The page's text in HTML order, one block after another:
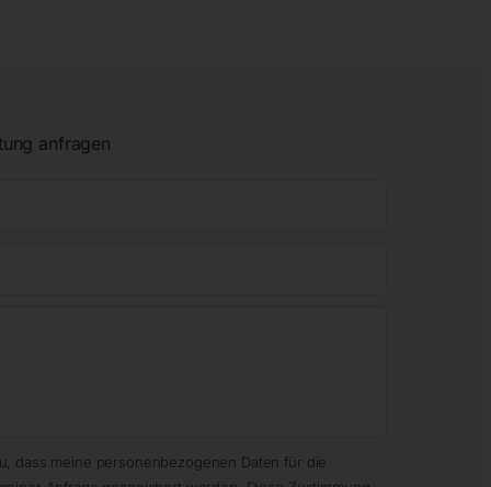
anfragen
dass meine personenbezogenen Daten für die